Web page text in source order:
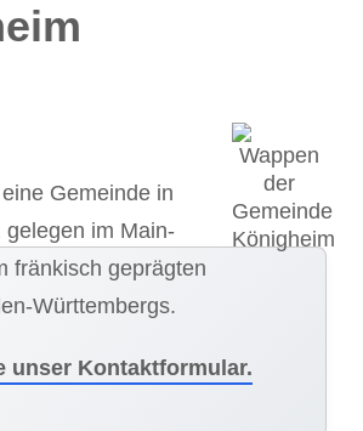
Gemeinde in
gelegen im Main-
fränkisch geprägten
Württembergs.
unser Kontaktformular.